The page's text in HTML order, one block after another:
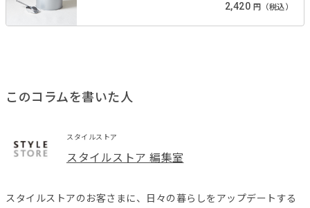
2,420 円（税込）
このコラムを書いた人
スタイルストア
スタイルストア 編集室
スタイルストアのお客さまに、日々の暮らしをアップデートする